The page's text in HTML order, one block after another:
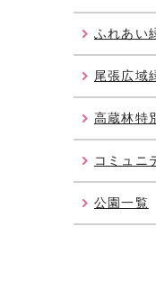
ふれあい
尾張広域
高蔵林特
コミュニ
公園一覧